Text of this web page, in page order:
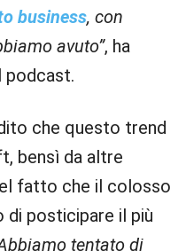
business, con
avuto”, ha
podcast.
che questo trend
bensì da altre
fatto che il colosso
di posticipare il più
tentato di